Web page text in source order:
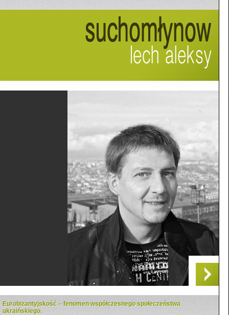
Eurobizantyjskość – fenomen współczesnego społeczeństwa
ukraińskiego.